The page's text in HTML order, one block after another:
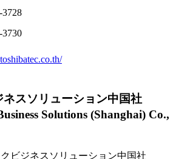
3728
3730
スソリューション中国社
Solutions (Shanghai) Co.,
ビジネスソリューション中国社